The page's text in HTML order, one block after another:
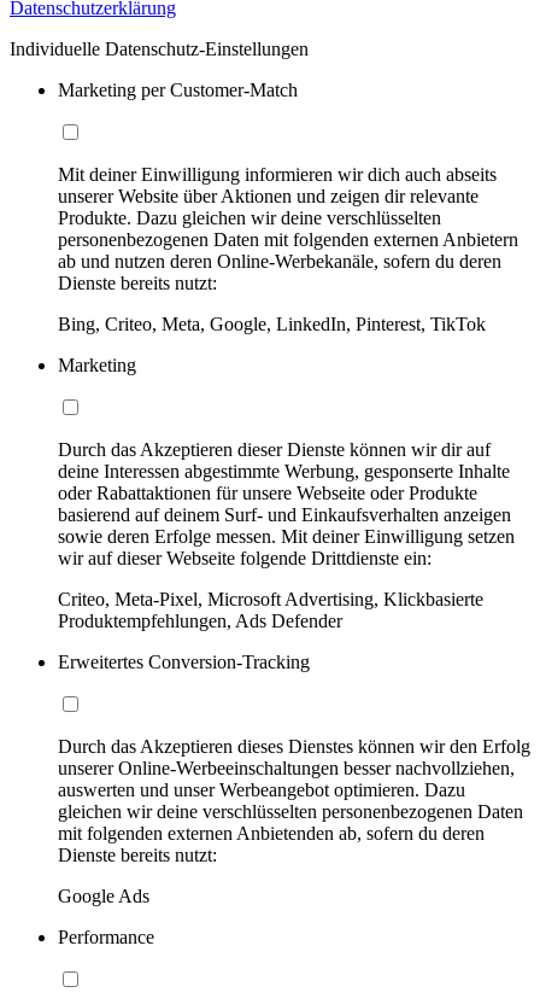
Datenschutzerklärung
Individuelle Datenschutz-Einstellungen
Marketing per Customer-Match
Mit deiner Einwilligung informieren wir dich auch abseits
unserer Website über Aktionen und zeigen dir relevante
Produkte. Dazu gleichen wir deine verschlüsselten
personenbezogenen Daten mit folgenden externen Anbietern
ab und nutzen deren Online-Werbekanäle, sofern du deren
Dienste bereits nutzt:
Bing, Criteo, Meta, Google, LinkedIn, Pinterest, TikTok
Marketing
Durch das Akzeptieren dieser Dienste können wir dir auf
deine Interessen abgestimmte Werbung, gesponserte Inhalte
oder Rabattaktionen für unsere Webseite oder Produkte
basierend auf deinem Surf- und Einkaufsverhalten anzeigen
sowie deren Erfolge messen. Mit deiner Einwilligung setzen
wir auf dieser Webseite folgende Drittdienste ein:
Criteo, Meta-Pixel, Microsoft Advertising, Klickbasierte
Produktempfehlungen, Ads Defender
Erweitertes Conversion-Tracking
Durch das Akzeptieren dieses Dienstes können wir den Erfolg
unserer Online-Werbeeinschaltungen besser nachvollziehen,
auswerten und unser Werbeangebot optimieren. Dazu
gleichen wir deine verschlüsselten personenbezogenen Daten
mit folgenden externen Anbietenden ab, sofern du deren
Dienste bereits nutzt:
Google Ads
Performance